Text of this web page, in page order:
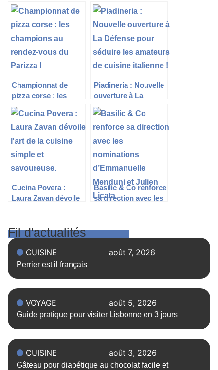
Championnat de
pizza corse : les
champions au
rendez-vous du
Parizza !
Piadineria : Nouvelle
ouverture à La
Défense pour séduire
les amateurs de
cuisine italienne !
Cucina Povera :
Laura Zavan dévoile
savoureuse.
Basilic & Co renforce
sa direction avec les
Menduni et Julien
Licata
Fil d'actualités
CUISINE août 7, 2026
Perrier est il français
VOYAGE août 5, 2026
Guide pratique pour visiter Lisbonne en 3 jours
CUISINE août 3, 2026
Gâteau pour diabétique au chocolat facile et